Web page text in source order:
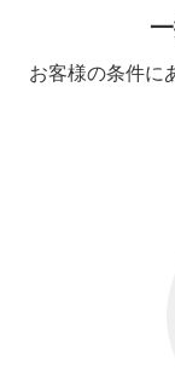
お客様の条件に